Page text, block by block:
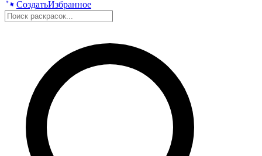
СоздатьИзбранное